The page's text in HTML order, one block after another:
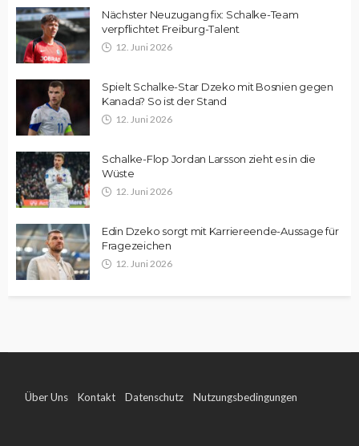
Nächster Neuzugang fix: Schalke-Team
verpflichtet Freiburg-Talent
12. Juni 2026
Spielt Schalke-Star Dzeko mit Bosnien gegen
Kanada? So ist der Stand
12. Juni 2026
Schalke-Flop Jordan Larsson zieht es in die
Wüste
12. Juni 2026
Edin Dzeko sorgt mit Karriereende-Aussage für
Fragezeichen
12. Juni 2026
Über Uns Kontakt Datenschutz Nutzungsbedingungen